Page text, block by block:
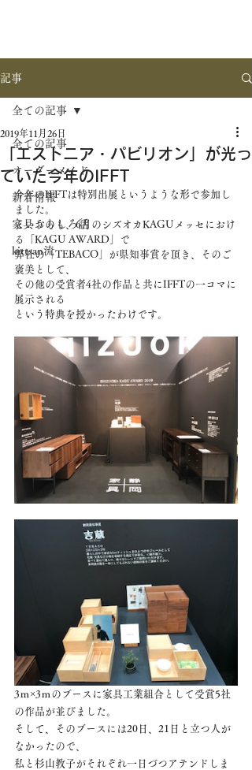
記事
全ての記事
オーダーメイド
新着情報
家具おもしろ話
kittsan流
全ての記事
「エストニア・パビリオン」が光っ
ていた今年のIFFT
2019年11月26日
今年のIFFTは特別出展というような形で参加し
ました。
というのも、6月のシズオカKAGUメッセにおけ
る「KAGU AWARD」で
弊社の「TEBACO」が県知事賞を頂き、そのご
褒美として、
その他の受賞者4社の作品と共にIFFTの一コマに
展示される
という特典を授かったわけです。
3ｍ×3ｍのブースに家具工業組合として受賞5社
の作品が並びました。
そして、そのブースには20日、21日と立つ人が
なかったので、
私と杉山教子がそれぞれ一日づつアテンドしま